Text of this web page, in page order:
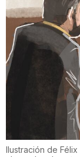
Ilustración de